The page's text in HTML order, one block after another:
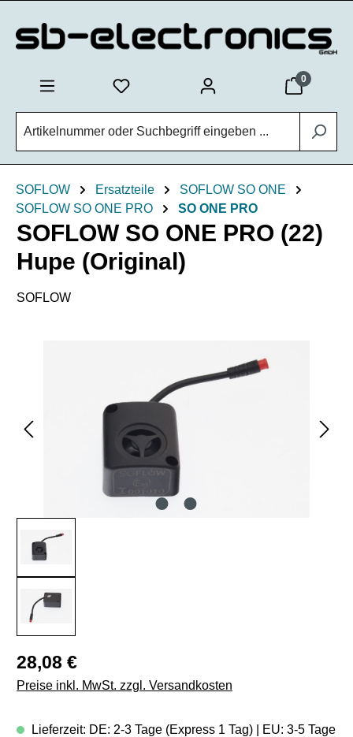
0
SOFLOW Ersatzteile
SOFLOW SO ONE
SOFLOW SO ONE PRO
SO ONE PRO
SOFLOW SO ONE PRO (22)
Hupe (Original)
SOFLOW
Regulärer Preis:
28,08 €
Preise inkl. MwSt. zzgl. Versandkosten
Lieferzeit: DE: 2-3 Tage (Express 1 Tag) | EU: 3-5 Tage